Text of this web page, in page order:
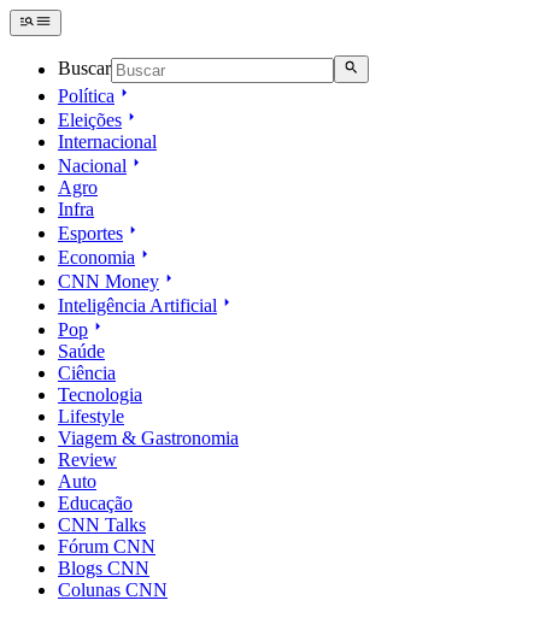
Buscar
Política
Eleições
Internacional
Nacional
Agro
Infra
Esportes
Economia
CNN Money
Inteligência Artificial
Pop
Saúde
Ciência
Tecnologia
Lifestyle
Viagem & Gastronomia
Review
Auto
Educação
CNN Talks
Fórum CNN
Blogs CNN
Colunas CNN